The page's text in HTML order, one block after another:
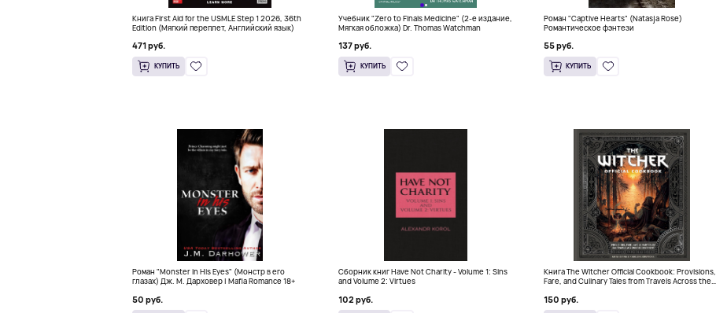
Книга First Aid for the USMLE Step 1 2026, 36th
Edition (Мягкий переплет, Английский язык)
471 руб.
КУПИТЬ
Учебник "Zero to Finals Medicine" (2-е издание,
Мягкая обложка) Dr. Thomas Watchman
137 руб.
КУПИТЬ
Роман "Captive Hearts" (Natasja Rose)
Романтическое фэнтези
55 руб.
КУПИТЬ
Роман "Monster in His Eyes" (Монстр в его
глазах) Дж. М. Дарховер | Mafia Romance 18+
50 руб.
Сборник книг Have Not Charity - Volume 1: Sins
and Volume 2: Virtues
102 руб.
Книга The Witcher Official Cookbook: Provisions,
Fare, and Culinary Tales from Travels Across the
150 руб.